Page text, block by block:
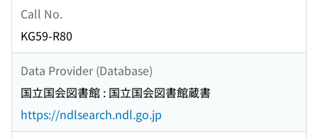
Call No.
KG59-R80
Data Provider (Database)
国立国会図書館 : 国立国会図書館蔵書
https://ndlsearch.ndl.go.jp